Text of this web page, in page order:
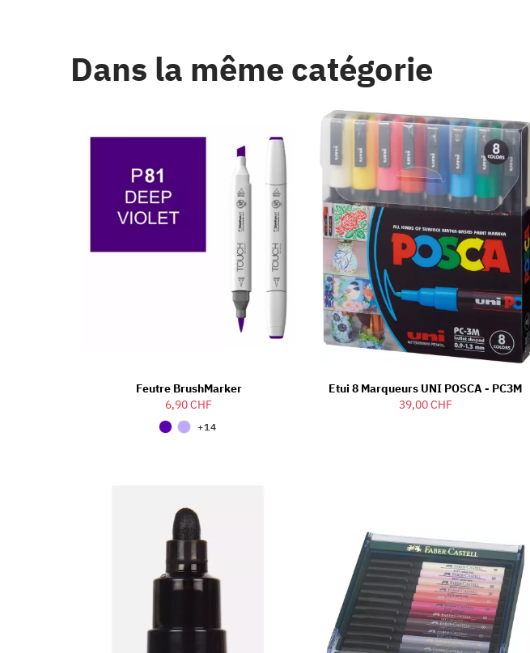
Dans la même catégorie
Feutre BrushMarker
6,90 CHF
+14
Etui 8 Marqueurs UNI POSCA - PC3M
39,00 CHF